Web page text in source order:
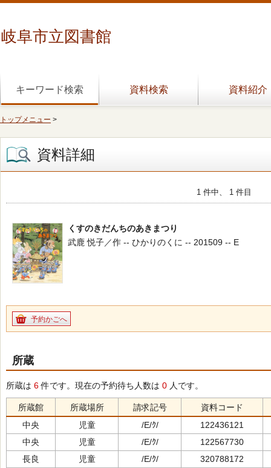
岐阜市立図書館
キーワード検索 資料検索 資料紹介
トップメニュー >
資料詳細
1 件中、 1 件目
くすのきだんちのあきまつり
武鹿 悦子／作 -- ひかりのくに -- 201509 -- E
予約かごへ
所蔵
所蔵は 6件です。現在の予約待ち人数は 0 人です。
所蔵館 所蔵場所 請求記号
資料コード
中央
児童 /E/ｸ/
122436121
中央
児童 /E/ｸ/
122567730
長良
児童 /E/ｸ/
320788172